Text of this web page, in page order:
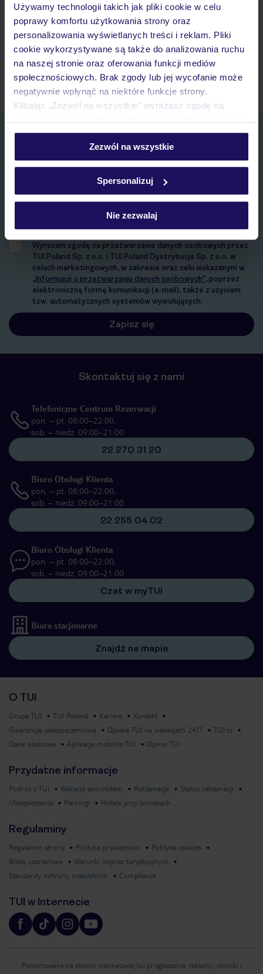
Używamy technologii takich jak pliki cookie w celu
poprawy komfortu użytkowania strony oraz
personalizowania wyświetlanych treści i reklam. Pliki
cookie wykorzystywane są także do analizowania ruchu
na naszej stronie oraz oferowania funkcji mediów
społecznościowych. Brak zgody lub jej wycofanie może
negatywnie wpłynąć na niektóre funkcje strony.
Klikając „Zezwól na wszystkie” wyrażasz zgodę na
personalizować swój wybór wchodząc w zakładkę
Szczegółowe informacje o plikach cookie znajdziesz
polityce plików cookies oraz polityce prywatności
Zezwól na wszystkie
Spersonalizuj
Nie zezwalaj
Pobierz bezpłatną aplikację TUI
Szybkie wyszukiwanie i przeglądanie ofert
Lista ulubionych ofert i możliwość ich udostępniania
Historia wyszukiwań i ostatnio oglądanych ofert
Kontakt z TUI i wszystkie informacje o Twojej rezerwacji w myTUI
Zapisz się do newslettera
E-MAIL*
Wyrażam zgodę na przetwarzanie danych osobowych przez
TUI Poland Sp. z o.o. i TUI Poland Dystrybucja Sp. z o.o. w
celach marketingowych, w zakresie oraz celu wskazanym w
„Informacji o przetwarzaniu danych osobowych”, poprzez
elektroniczną formę komunikacji (e-mail), także z użyciem
tzw. automatycznych systemów wywołujących.
Skontaktuj się z nami
Telefoniczne Centrum Rezerwacji
pon. – pt. 08:00–22:00,
sob. – niedz. 09:00–21:00
22 270 31 20
Biuro Obsługi Klienta
pon. – pt. 08:00–22:00,
sob. – niedz. 09:00–21:00
22 255 04 02
Biuro Obsługi Klienta
pon. – pt. 08:00–22:00,
sob. – niedz. 09:00–21:00
Czat w myTUI
Biura stacjonarne
Znajdź na mapie
O TUI
Grupa TUI TUI Poland Kariera
Kontakt
Gwarancja ubezpieczeniowa
Opieka TUI na wakacjach 24/7
TUI.cz
Dane osobowe
Aplikacja mobilna TUI Opinie TUI
Przydatne informacje
Podróż z TUI Wakacje samolotem Reklamacje
Status reklamacji
Ubezpieczenia
Parkingi Hotele przy lotniskach
Regulaminy
Regulamin strony Polityka prywatności
Polityka cookies
Bilety czarterowe
Warunki imprez turystycznych
Standardy ochrony małoletnich
Compliance
TUI w Internecie
Prezentowane na stronie internetowej tui.pl ogłoszenia, reklamy, cenniki i